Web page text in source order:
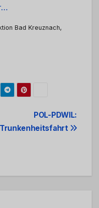
Bad Kreuznach,
POL-PDWIL:
Trunkenheitsfahrt